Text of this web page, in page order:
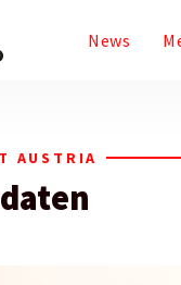
News
AUSTRIA